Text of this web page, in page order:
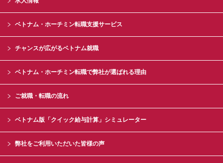
ベトナム・ホーチミン転職支援サービス
チャンスが広がるベトナム就職
ベトナム・ホーチミン転職で弊社が選ばれる理由
ご就職・転職の流れ
ベトナム版「クイック給与計算」シミュレーター
弊社をご利用いただいた皆様の声